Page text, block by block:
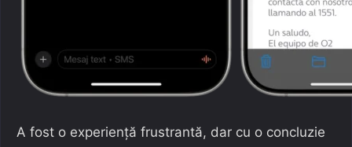
A fost o experiență frustrantă, dar cu o concluzie